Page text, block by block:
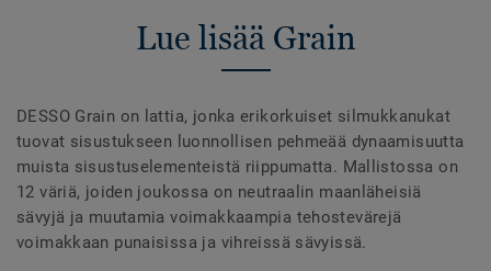
Lue lisää Grain
DESSO Grain on lattia, jonka erikorkuiset silmukkanukat
tuovat sisustukseen luonnollisen pehmeää dynaamisuutta
muista sisustuselementeistä riippumatta. Mallistossa on
12 väriä, joiden joukossa on neutraalin maanläheisiä
sävyjä ja muutamia voimakkaampia tehostevärejä
voimakkaan punaisissa ja vihreissä sävyissä.